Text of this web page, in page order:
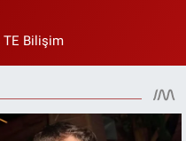
TE Bilişim